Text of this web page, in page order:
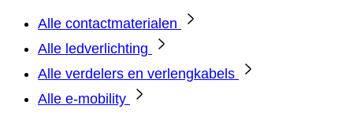
Alle contactmaterialen
Alle ledverlichting
Alle verdelers en verlengkabels
Alle e-mobility